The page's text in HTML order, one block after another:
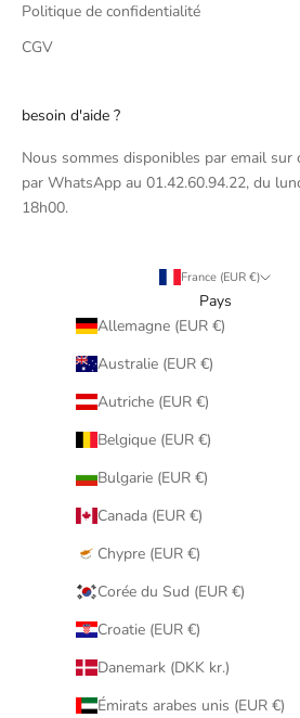
Politique de confidentialité
CGV
besoin d'aide ?
Nous sommes disponibles par email sur
par WhatsApp au 01.42.60.94.22, du
18h00.
France (EUR €)
Pays
Allemagne (EUR €)
Australie (EUR €)
Autriche (EUR €)
Belgique (EUR €)
Bulgarie (EUR €)
Canada (EUR €)
Chypre (EUR €)
Corée du Sud (EUR €)
Croatie (EUR €)
Danemark (DKK kr.)
Émirats arabes unis (EUR €)